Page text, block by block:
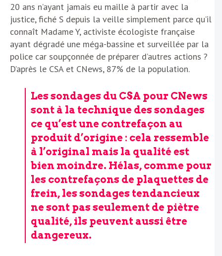
20 ans n’ayant jamais eu maille à partir avec la
justice, fiché S depuis la veille simplement parce qu’il
connaît Madame Y, activiste écologiste française
ayant dégradé une méga-bassine et surveillée par la
police car soupçonnée de préparer d’autres actions ?
D’après le CSA et CNews, 87% de la population.
Les sondages du CSA pour CNews
sont à la technique des sondages
ce qu’est une contrefaçon au
produit d’origine : cela ressemble
à l’original mais la qualité est
bien moindre. Hélas, comme pour
les contrefaçons de plaquettes de
frein, les sondages tendancieux
ne sont pas seulement de piètre
qualité, ils peuvent aussi être
dangereux.